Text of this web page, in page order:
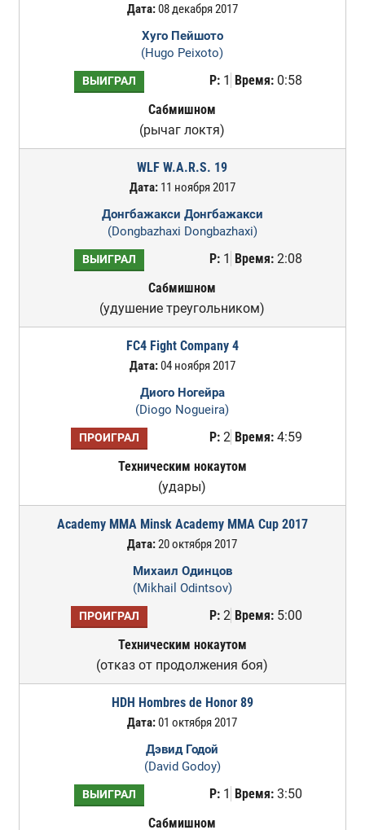
Дата:08 декабря 2017
Хуго Пейшото
(Hugo Peixoto)
ВЫИГРАЛ Р:1 Время:0:58
Сабмишном
(рычаг локтя)
WLF W.A.R.S. 19
Дата:11 ноября 2017
Донгбажакси Донгбажакси
(Dongbazhaxi Dongbazhaxi)
ВЫИГРАЛ Р:1 Время:2:08
Сабмишном
(удушение треугольником)
FC4 Fight Company 4
Дата:04 ноября 2017
Диого Ногейра
(Diogo Nogueira)
ПРОИГРАЛ Р:2 Время:4:59
Техническим нокаутом
(удары)
Academy MMA Minsk Academy MMA Cup 2017
Дата:20 октября 2017
Михаил Одинцов
(Mikhail Odintsov)
ПРОИГРАЛ Р:2 Время:5:00
Техническим нокаутом
(отказ от продолжения боя)
HDH Hombres de Honor 89
Дата:01 октября 2017
Дэвид Годой
(David Godoy)
ВЫИГРАЛ Р:1 Время:3:50
Сабмишном